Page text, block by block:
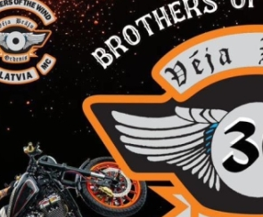
atzīt iepirkuma 8.daļā “Maize un
līgumcenu bez PVN 1030,60 EUR;
atzīt iepirkuma 9.daļā “Pārējie
līgumcenu bez PVN 4839,02.
Lejupielādēt:
Lemums_2016_53.pdf
Lejupielādēt:
Ligums_3_SIA_Lietas_MD.pdf
Lejupielādēt:
Ligums_4_KS_Kopdarbs.pdf